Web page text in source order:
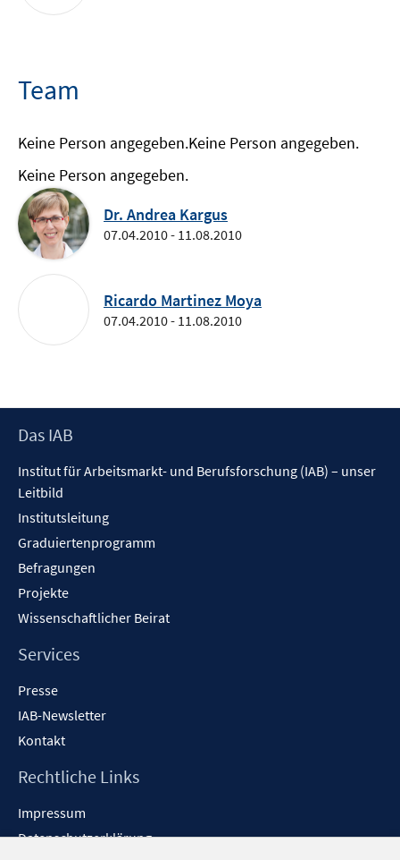
Team
Keine Person angegeben.Keine Person angegeben.
Keine Person angegeben.
Dr. Andrea Kargus
07.04.2010 - 11.08.2010
Ricardo Martinez Moya
07.04.2010 - 11.08.2010
Footer
Das IAB
Institut für Arbeitsmarkt- und Berufsforschung (IAB) – unser
Leitbild
Institutsleitung
Graduiertenprogramm
Befragungen
Projekte
Wissenschaftlicher Beirat
Services
Presse
IAB-Newsletter
Kontakt
Rechtliche Links
Impressum
Datenschutzerklärung